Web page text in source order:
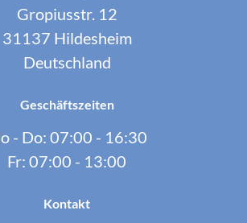
Gropiusstr. 12
31137 Hildesheim
Deutschland
Geschäftszeiten
- Do: 07:00 - 16:30
Fr: 07:00 - 13:00
Kontakt